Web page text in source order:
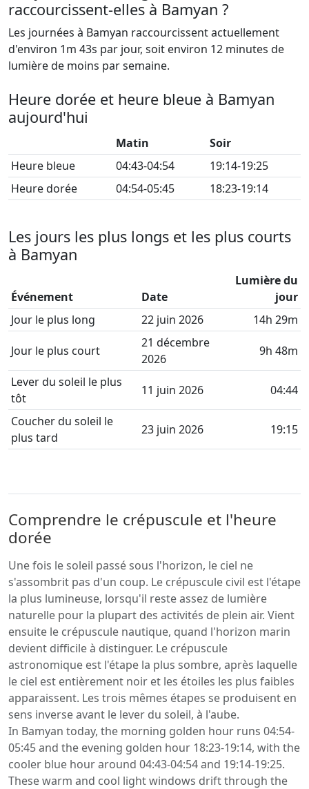
raccourcissent-elles à Bamyan ?
Les journées à Bamyan raccourcissent actuellement
d'environ 1m 43s par jour, soit environ 12 minutes de
lumière de moins par semaine.
Heure dorée et heure bleue à Bamyan
aujourd'hui
Matin
Soir
Heure bleue
04:43-04:54
19:14-19:25
Heure dorée
04:54-05:45 18:23-19:14
Les jours les plus longs et les plus courts
à Bamyan
Événement Date
Lumière du
jour
Jour le plus long
22 juin 2026 14h 29m
Jour le plus court
21 décembre
2026
9h 48m
Lever du soleil le plus
tôt
11 juin 2026 04:44
Coucher du soleil le
plus tard
23 juin 2026 19:15
Comprendre le crépuscule et l'heure
dorée
Une fois le soleil passé sous l'horizon, le ciel ne
s'assombrit pas d'un coup. Le crépuscule civil est l'étape
la plus lumineuse, lorsqu'il reste assez de lumière
naturelle pour la plupart des activités de plein air. Vient
ensuite le crépuscule nautique, quand l'horizon marin
devient difficile à distinguer. Le crépuscule
astronomique est l'étape la plus sombre, après laquelle
le ciel est entièrement noir et les étoiles les plus faibles
apparaissent. Les trois mêmes étapes se produisent en
sens inverse avant le lever du soleil, à l'aube.
In Bamyan today, the morning golden hour runs 04:54-
05:45 and the evening golden hour 18:23-19:14, with the
cooler blue hour around 04:43-04:54 and 19:14-19:25.
These warm and cool light windows drift through the